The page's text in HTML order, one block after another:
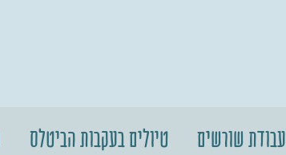
טיולים בעקבות הביטלס עבודת שורשים